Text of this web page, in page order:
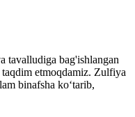
tavalludiga bag'ishlangan
etmoqdamiz. Zulfiya
binafsha koʻtarib,